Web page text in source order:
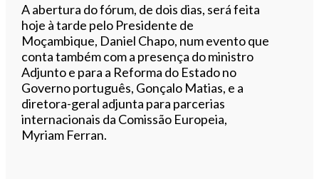
A abertura do fórum, de dois dias, será feita
hoje à tarde pelo Presidente de
Moçambique, Daniel Chapo, num evento que
conta também com a presença do ministro
Adjunto e para a Reforma do Estado no
Governo português, Gonçalo Matias, e a
diretora-geral adjunta para parcerias
internacionais da Comissão Europeia,
Myriam Ferran.